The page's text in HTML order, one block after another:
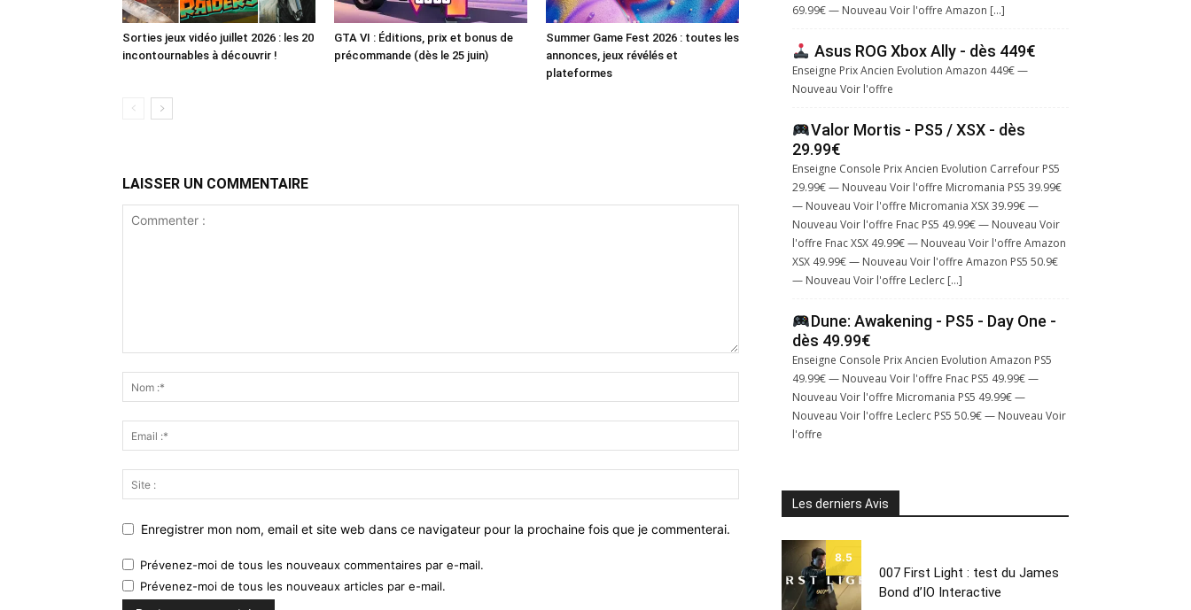
Sorties jeux vidéo juillet 2026 : les 20
incontournables à découvrir !
GTA VI : Éditions, prix et bonus de
précommande (dès le 25 juin)
Summer Game Fest 2026 : toutes les
annonces, jeux révélés et
plateformes
LAISSER UN COMMENTAIRE
Enregistrer mon nom, email et site web dans ce navigateur pour la prochaine fois que je commenterai.
Prévenez-moi de tous les nouveaux commentaires par e-mail.
Prévenez-moi de tous les nouveaux articles par e-mail.
69.99€ — Nouveau Voir l'offre Amazon […]
Asus ROG Xbox Ally - dès 449€
Enseigne Prix Ancien Evolution Amazon 449€ —
Nouveau Voir l'offre
Valor Mortis - PS5 / XSX - dès
29.99€
Enseigne Console Prix Ancien Evolution Carrefour PS5
29.99€ — Nouveau Voir l'offre Micromania PS5 39.99€
— Nouveau Voir l'offre Micromania XSX 39.99€ —
Nouveau Voir l'offre Fnac PS5 49.99€ — Nouveau Voir
l'offre Fnac XSX 49.99€ — Nouveau Voir l'offre Amazon
XSX 49.99€ — Nouveau Voir l'offre Amazon PS5 50.9€
— Nouveau Voir l'offre Leclerc […]
Dune: Awakening - PS5 - Day One -
dès 49.99€
Enseigne Console Prix Ancien Evolution Amazon PS5
49.99€ — Nouveau Voir l'offre Fnac PS5 49.99€ —
Nouveau Voir l'offre Micromania PS5 49.99€ —
Nouveau Voir l'offre Leclerc PS5 50.9€ — Nouveau Voir
l'offre
Les derniers Avis
8.5
007 First Light : test du James
Bond d’IO Interactive